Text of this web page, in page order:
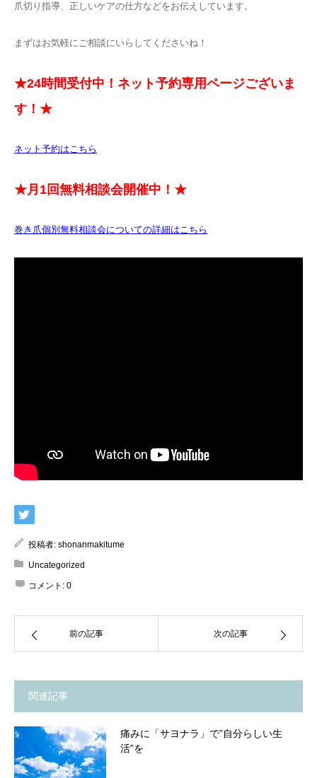
爪切り指導、正しいケアの仕方などをお伝えしています。
まずはお気軽にご相談にいらしてくださいね！
★24時間受付中！ネット予約専用ページございま
す！★
ネット予約はこちら
★月1回無料相談会開催中！★
巻き爪個別無料相談会についての詳細はこちら
投稿者: shonanmakitume
Uncategorized
コメント: 0
前の記事 次の記事
関連記事
痛みに「サヨナラ」で”自分らしい生
活”を